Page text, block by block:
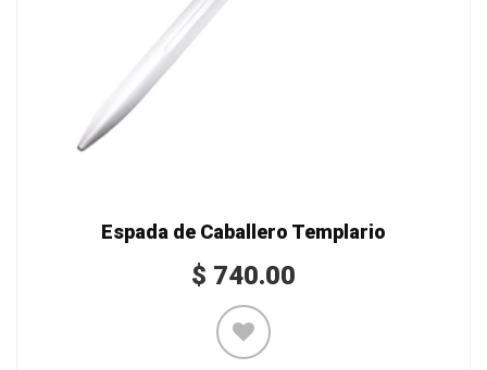
Espada de Caballero Templario
$ 740.00